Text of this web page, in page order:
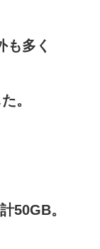
も多く
。
50GB。